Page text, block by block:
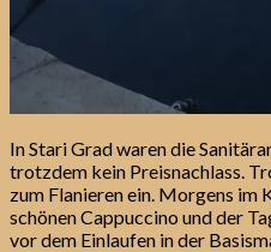
In Stari Grad waren die
trotzdem kein Preisnachlass.
zum Flanieren ein. Morgens
schönen Cappuccino und der
vor dem Einlaufen in der